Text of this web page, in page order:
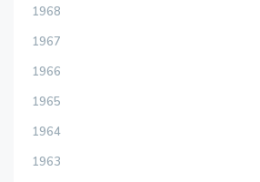
1968
1967
1966
1965
1964
1963